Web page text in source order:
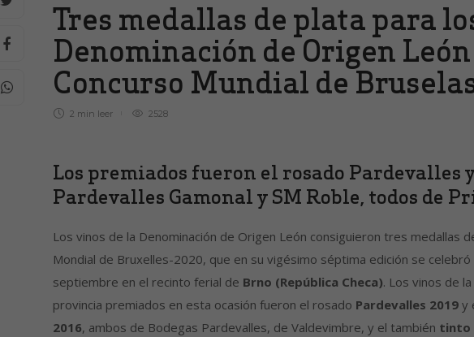
Tres medallas de plata para
Denominación de Origen
Concurso Mundial de
2 min leer 2528
Los premiados fueron el rosado Pardevalles
Pardevalles Gamonal y SM Roble, todos de
Los vinos de la Denominación de Origen León consiguieron tres medallas
Mondial de Bruxelles-2020, que en su vigésimo séptima edición se
septiembre en el recinto ferial de Brno (República Checa). Los vinos de
provincia premiados en esta ocasión fueron el rosado Pardevalles 2019y
2016, ambos de Bodegas Pardevalles, de Valdevimbre, y el también tinto